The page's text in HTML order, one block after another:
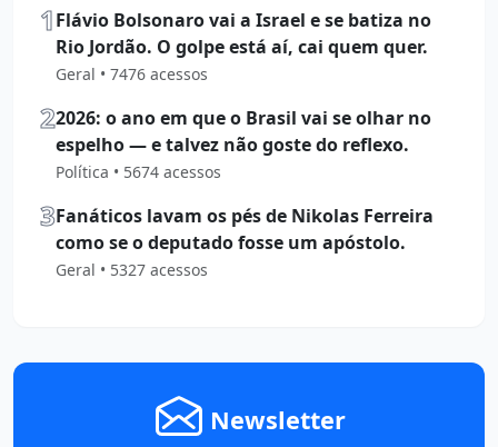
1Flávio Bolsonaro vai a Israel e se batiza no
Rio Jordão. O golpe está aí, cai quem quer.
Geral • 7476 acessos
22026: o ano em que o Brasil vai se olhar no
espelho — e talvez não goste do reflexo.
Política • 5674 acessos
3Fanáticos lavam os pés de Nikolas Ferreira
como se o deputado fosse um apóstolo.
Geral • 5327 acessos
Newsletter